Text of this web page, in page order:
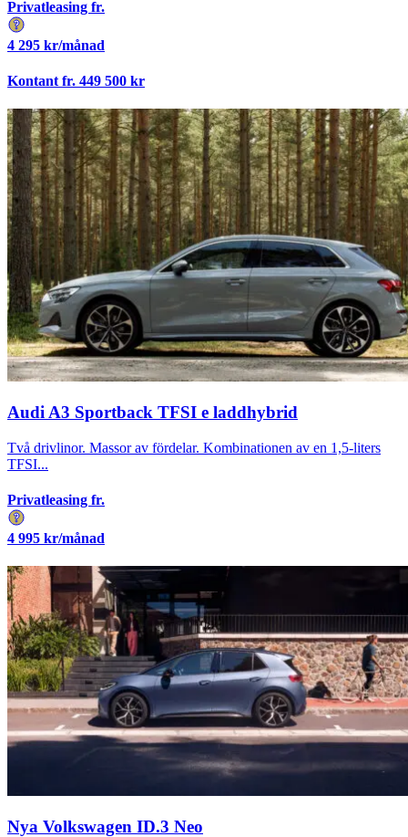
Privatleasing fr.
4 295 kr/månad
Kontant fr. 449 500 kr
Audi A3 Sportback TFSI e laddhybrid
Två drivlinor. Massor av fördelar. Kombinationen av en 1,5-liters
TFSI...
Privatleasing fr.
4 995 kr/månad
Nya Volkswagen ID.3 Neo